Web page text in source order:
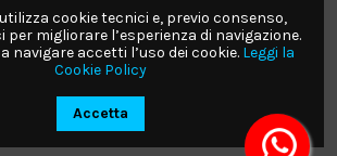
cookie tecnici e, previo consenso,
per migliorare l’esperienza di navigazione.
navigare accetti l’uso dei cookie. Leggi la
Cookie Policy
Accetta